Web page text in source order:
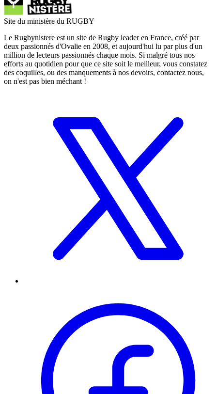
Site du ministère du RUGBY
Le Rugbynistere est un site de Rugby leader en France, créé par
deux passionnés d'Ovalie en 2008, et aujourd'hui lu par plus d'un
million de lecteurs passionnés chaque mois. Si malgré tous nos
efforts au quotidien pour que ce site soit le meilleur, vous constatez
des coquilles, ou des manquements à nos devoirs, contactez nous,
on n'est pas bien méchant !